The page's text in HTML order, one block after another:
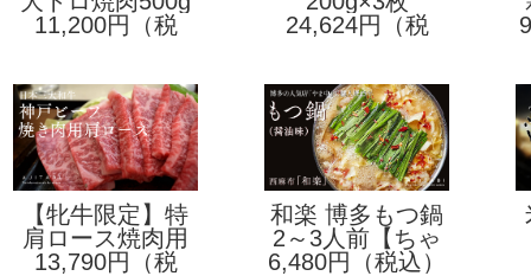
11,200円（税
24,624円（税
【牝牛限定】特
選神戸ビーフ
肩ロース焼肉用
500g
13,790円（税
和楽 博多もつ鍋
【醤油味】
2～3人前【ちゃ
んぽん麺付】
6,480円（税込）